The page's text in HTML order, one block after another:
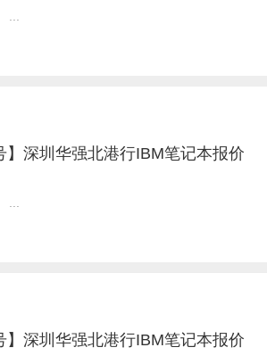
...
】深圳华强北港行IBM笔记本报价
...
】深圳华强北港行IBM笔记本报价